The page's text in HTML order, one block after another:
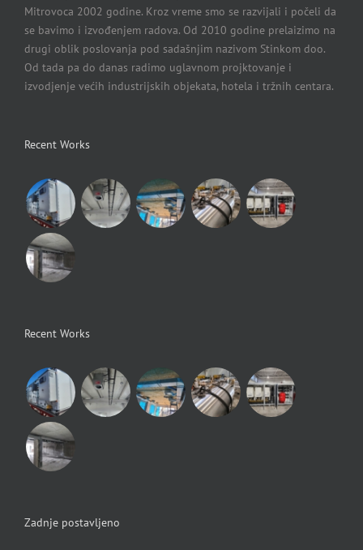
Mitrovoca 2002 godine. Kroz vreme smo se razvijali i počeli da
se bavimo i izvođenjem radova. Od 2010 godine prelaizimo na
drugi oblik poslovanja pod sadašnjim nazivom Stinkom doo.
Od tada pa do danas radimo uglavnom projktovanje i
izvodjenje većih industrijskih objekata, hotela i tržnih centara.
Recent Works
Recent Works
Zadnje postavljeno